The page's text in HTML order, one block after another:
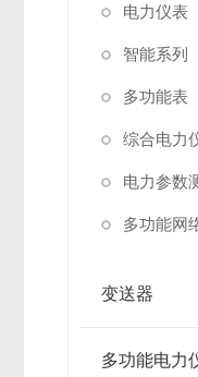
电力仪表
智能系列
多功能表
综合电力
电力参数
多功能网
变送器
多功能电力